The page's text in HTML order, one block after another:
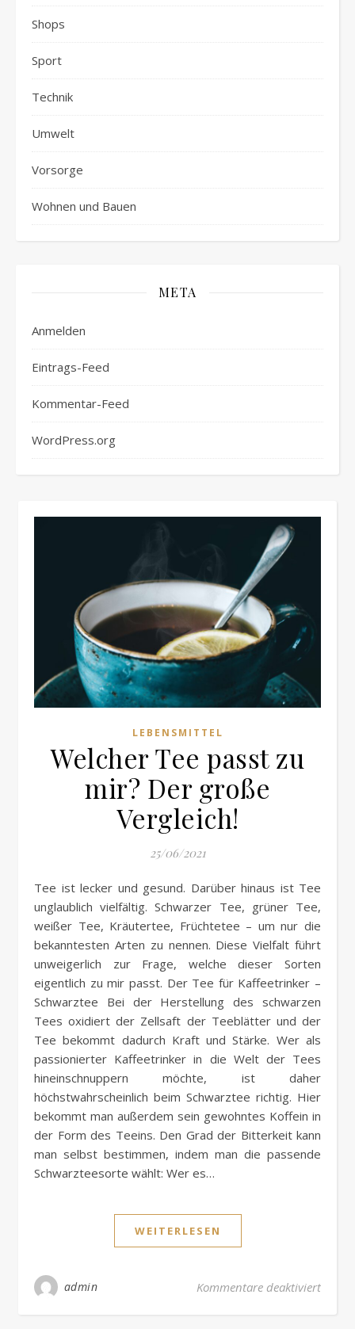
Shops
Sport
Technik
Umwelt
Vorsorge
Wohnen und Bauen
META
Anmelden
Eintrags-Feed
Kommentar-Feed
WordPress.org
LEBENSMITTEL
Welcher Tee passt zu
mir? Der große
Vergleich!
25/06/2021
Tee ist lecker und gesund. Darüber hinaus ist Tee
unglaublich vielfältig. Schwarzer Tee, grüner Tee,
weißer Tee, Kräutertee, Früchtetee – um nur die
bekanntesten Arten zu nennen. Diese Vielfalt führt
unweigerlich zur Frage, welche dieser Sorten
eigentlich zu mir passt. Der Tee für Kaffeetrinker –
Schwarztee Bei der Herstellung des schwarzen
Tees oxidiert der Zellsaft der Teeblätter und der
Tee bekommt dadurch Kraft und Stärke. Wer als
passionierter Kaffeetrinker in die Welt der Tees
hineinschnuppern möchte, ist daher
höchstwahrscheinlich beim Schwarztee richtig. Hier
bekommt man außerdem sein gewohntes Koffein in
der Form des Teeins. Den Grad der Bitterkeit kann
man selbst bestimmen, indem man die passende
Schwarzteesorte wählt: Wer es…
WEITERLESEN
admin Kommentare deaktiviertfür